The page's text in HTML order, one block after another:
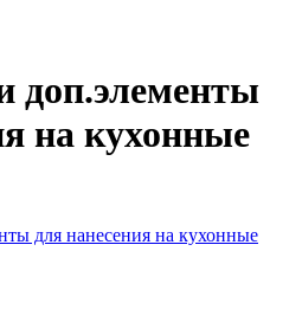
доп.элементы
на кухонные